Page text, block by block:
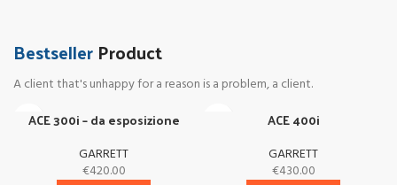
Deliveryfrom Italie
To sure calm much most long me mean.
Able rent long in do we.
BestsellerProduct
A client that's unhappy for a reason is a problem, a client.
ACE 300i – da esposizione
GARRETT
€420.00
ACE 400i
GARRETT
€430.00